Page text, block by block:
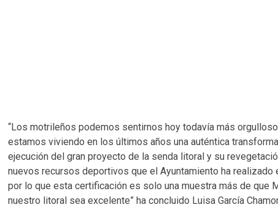
“Los motrileños podemos sentirnos hoy todavía más
estamos viviendo en los últimos años una auténtica
ejecución del gran proyecto de la senda litoral y su
nuevos recursos deportivos que el Ayuntamiento ha
por lo que esta certificación es solo una muestra más de que
nuestro litoral sea excelente” ha concluido Luisa García